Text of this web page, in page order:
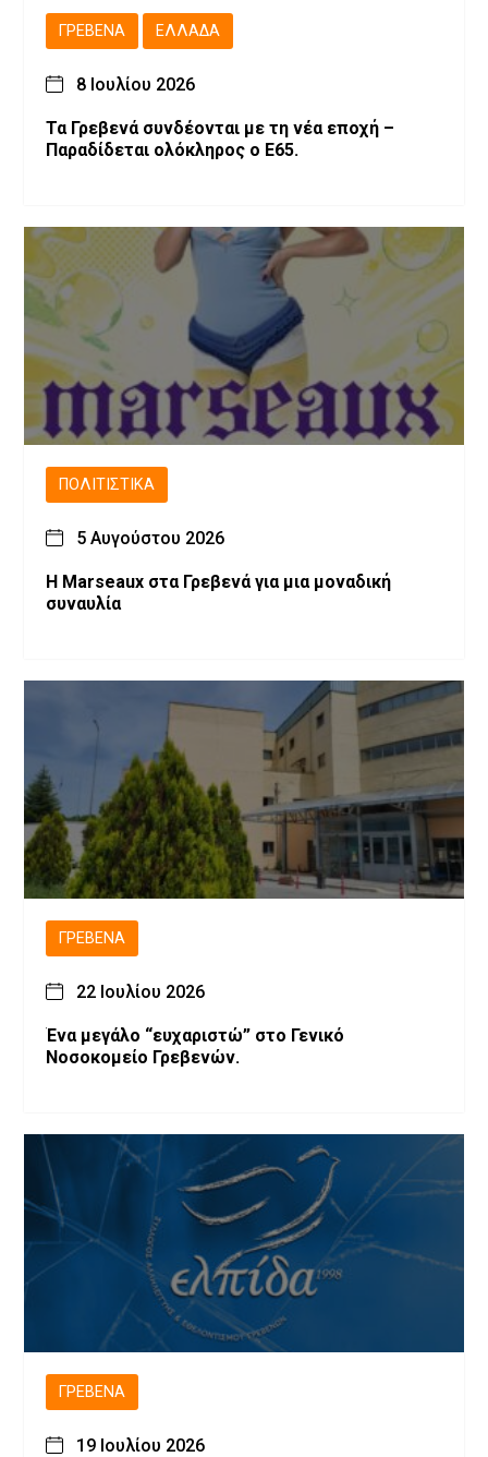
ΓΡΕΒΕΝΆ ΕΛΛΆΔΑ
8 Ιουλίου 2026
Τα Γρεβενά συνδέονται με τη νέα εποχή –
Παραδίδεται ολόκληρος ο Ε65.
ΠΟΛΙΤΙΣΤΙΚΆ
5 Αυγούστου 2026
Η Marseaux στα Γρεβενά για μια μοναδική
συναυλία
ΓΡΕΒΕΝΆ
22 Ιουλίου 2026
Ένα μεγάλο “ευχαριστώ” στο Γενικό
Νοσοκομείο Γρεβενών.
ΓΡΕΒΕΝΆ
19 Ιουλίου 2026